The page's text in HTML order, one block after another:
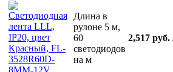
Длина в
рулоне 5 м,
60
светодиодов
на м
2,517 руб.